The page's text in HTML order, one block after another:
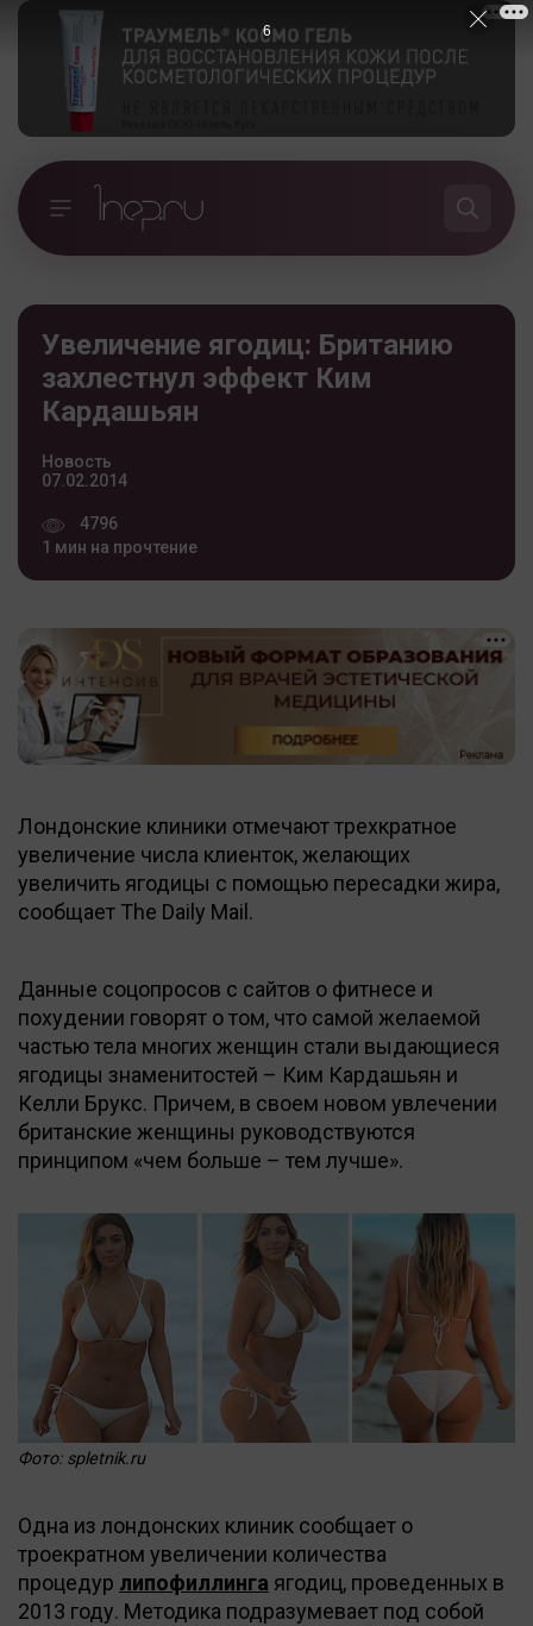
Увеличение ягодиц: Британию
захлестнул эффект Ким
Кардашьян
Новость
07.02.2014
4796
1 мин на прочтение
Лондонские клиники отмечают трехкратное
увеличение числа клиенток, желающих
увеличить ягодицы с помощью пересадки жира,
сообщает The Daily Mail.
Данные соцопросов с сайтов о фитнесе и
похудении говорят о том, что самой желаемой
частью тела многих женщин стали выдающиеся
ягодицы знаменитостей – Ким Кардашьян и
Келли Брукс. Причем, в своем новом увлечении
британские женщины руководствуются
принципом «чем больше – тем лучше».
Фото: spletnik.ru
Одна из лондонских клиник сообщает о
троекратном увеличении количества
процедур липофиллинга ягодиц, проведенных в
2013 году. Методика подразумевает под собой
5